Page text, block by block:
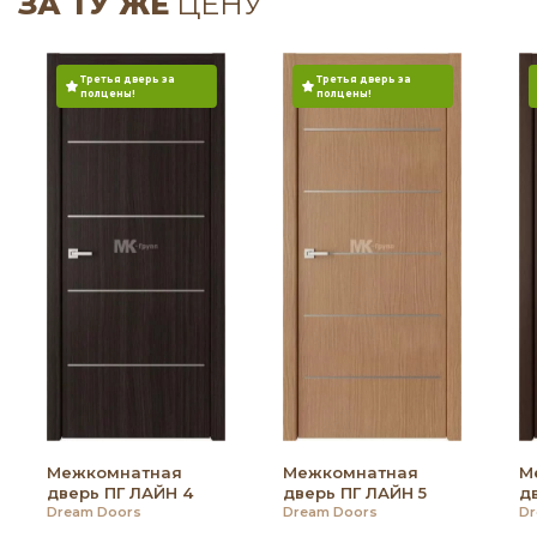
Третья дверь за
полцены!
Межкомнатная
дверь ПГ ЛАЙН 4
Dream Doors
Третья дверь за
полцены!
Межкомнатная
дверь ПГ ЛАЙН 5
Dream Doors